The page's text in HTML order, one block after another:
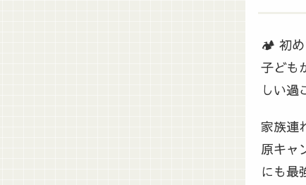
🏕️ 初め
子ども
しい過
家族連
原キャ
にも最